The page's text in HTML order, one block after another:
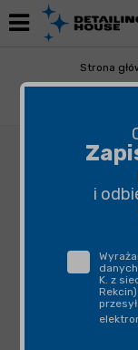
Strona
i
K. z